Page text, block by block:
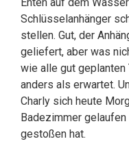
Schlüsselanhänger
stellen. Gut, der
geliefert, aber was
wie alle gut geplanten
anders als erwartet.
Charly sich heute
Badezimmer gelaufen
gestoßen hat.